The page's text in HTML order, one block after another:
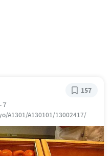
A1301/A130101/13002417/
157